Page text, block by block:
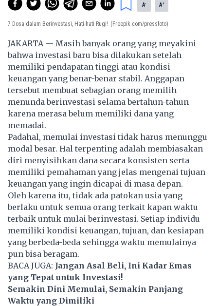
A- A+
7 Dosa dalam Berinvestasi, Hati-hati Rugi! (Freepik.com/pressfoto)
JAKARTA — Masih banyak orang yang meyakini
bahwa investasi baru bisa dilakukan setelah
memiliki pendapatan tinggi atau kondisi
keuangan yang benar-benar stabil. Anggapan
tersebut membuat sebagian orang memilih
menunda berinvestasi selama bertahun-tahun
karena merasa belum memiliki dana yang
memadai.
Padahal, memulai investasi tidak harus menunggu
modal besar. Hal terpenting adalah membiasakan
diri menyisihkan dana secara konsisten serta
memiliki pemahaman yang jelas mengenai tujuan
keuangan yang ingin dicapai di masa depan.
Oleh karena itu, tidak ada patokan usia yang
berlaku untuk semua orang terkait kapan waktu
terbaik untuk mulai berinvestasi. Setiap individu
memiliki kondisi keuangan, tujuan, dan kesiapan
yang berbeda-beda sehingga waktu memulainya
pun bisa beragam.
BACA JUGA: Jangan Asal Beli, Ini Kadar Emas
yang Tepat untuk Investasi!
Semakin Dini Memulai, Semakin Panjang
Waktu yang Dimiliki